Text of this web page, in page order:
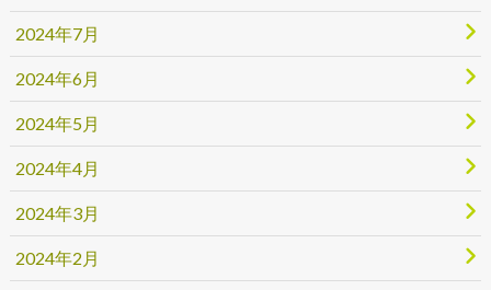
2024年7月
2024年6月
2024年5月
2024年4月
2024年3月
2024年2月